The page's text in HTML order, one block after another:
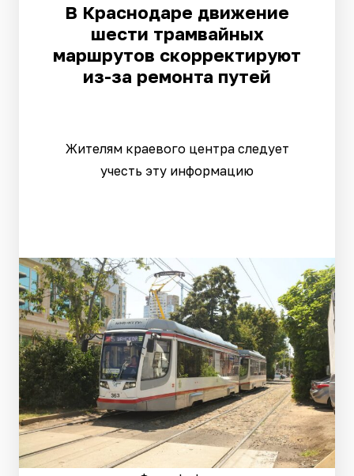
В Краснодаре движение
шести трамвайных
маршрутов скорректируют
из-за ремонта путей
Жителям краевого центра следует
учесть эту информацию